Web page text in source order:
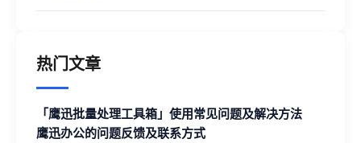
热门文章
「鹰迅批量处理工具箱」使用常见问题及解决方法
鹰迅办公的问题反馈及联系方式